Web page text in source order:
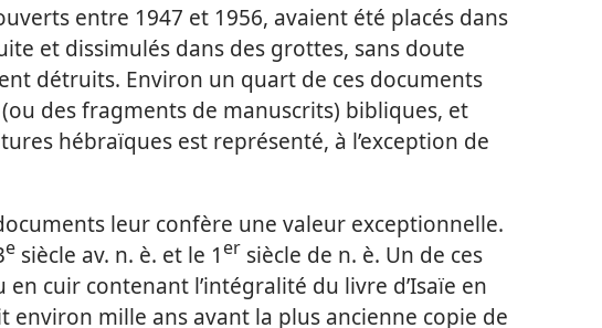
entre 1947 et 1956, avaient été placés dans
et dissimulés dans des grottes, sans doute
détruits. Environ un quart de ces documents
des fragments de manuscrits) bibliques, et
hébraïques est représenté, à l’exception de
leur confère une valeur exceptionnelle.
e siècle av. n. è. et le 1 er siècle de n. è. Un de ces
cuir contenant l’intégralité du livre d’Isaïe en
environ mille ans avant la plus ancienne copie de